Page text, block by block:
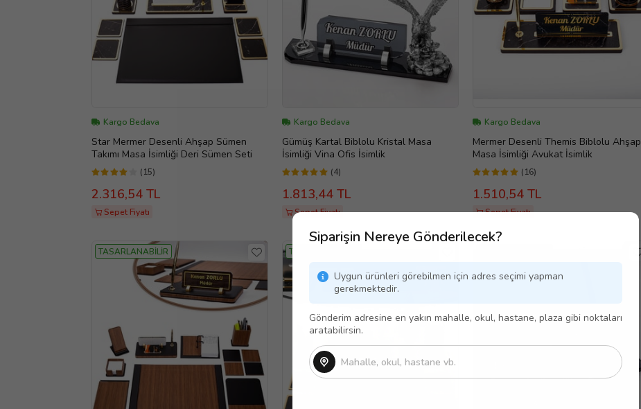
Siparişin Nereye Gönderilecek?
Uygun ürünleri görebilmen için adres seçimi yapman
gerekmektedir.
Gönderim adresine en yakın mahalle, okul, hastane, plaza gibi noktaları
aratabilirsin.
Kargo Bedava
Star Mermer Desenli Ahşap Sümen
Takımı Masa İsimliği Deri Sümen Seti
(15)
2.316,54 TL
Sepet Fiyatı
Kargo Bedava
Gümüş Kartal Biblolu Kristal Masa
İsimliği Vina Ofis İsimlik
(4)
1.813,44 TL
Sepet Fiyatı
Kargo Bedava
Mermer Desenli Themis Biblolu Ahşap
Masa İsimliği Avukat İsimlik
(16)
1.510,54 TL
Sepet Fiyatı
TASARLANABİLİR TASARLANABİLİR